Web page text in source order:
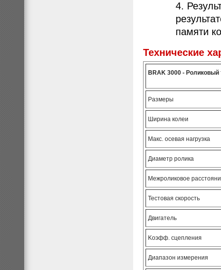
памяти
Технические
BRAK 3000 - Роликовый
Размеры
Ширина колеи
Макс. осевая нагрузка
Диаметр ролика
Межроликовое
Тестовая скорость
Двигатель
Kоэфф. сцепления
Диапазон измерения